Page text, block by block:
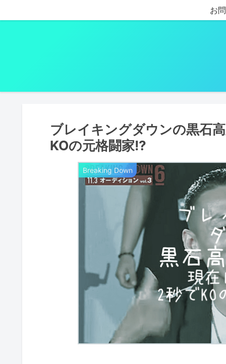
お
ブレイキングダウンの黒石
KOの元格闘家!?
Breaking Down